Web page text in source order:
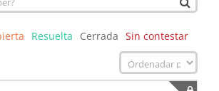
Resuelta Cerrada Sin contestar